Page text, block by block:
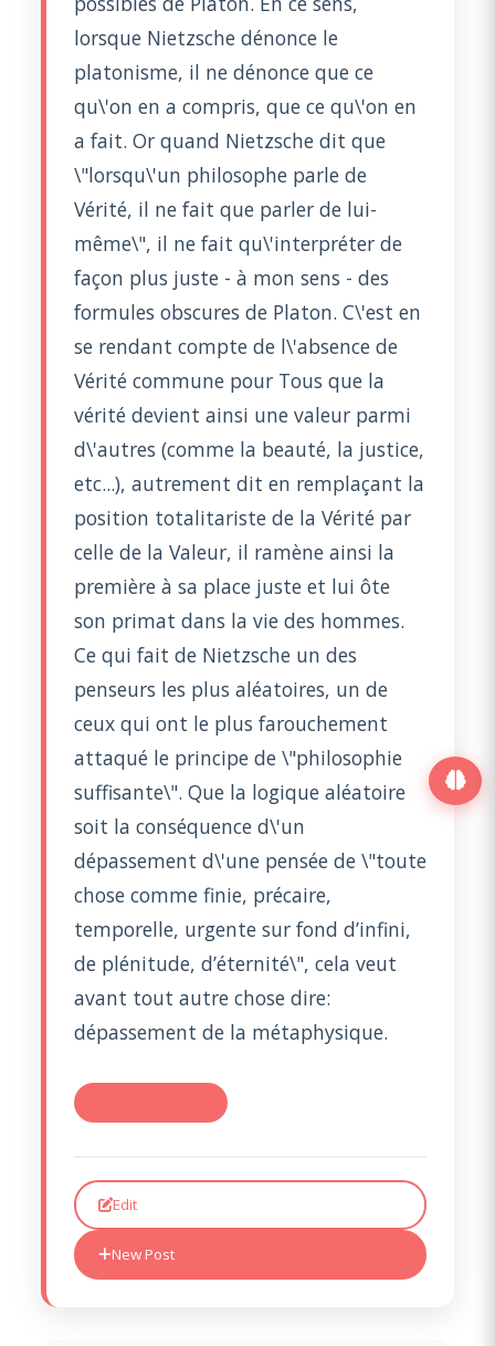
lorsque Nietzsche dénonce le
platonisme, il ne dénonce que ce
qu\'on en a compris, que ce qu\'on en
a fait. Or quand Nietzsche dit que
\"lorsqu\'un philosophe parle de
Vérité, il ne fait que parler de lui-
même\", il ne fait qu\'interpréter de
façon plus juste - à mon sens - des
formules obscures de Platon. C\'est en
se rendant compte de l\'absence de
Vérité commune pour Tous que la
vérité devient ainsi une valeur parmi
d\'autres (comme la beauté, la justice,
etc...), autrement dit en remplaçant la
position totalitariste de la Vérité par
celle de la Valeur, il ramène ainsi la
première à sa place juste et lui ôte
son primat dans la vie des hommes.
Ce qui fait de Nietzsche un des
penseurs les plus aléatoires, un de
ceux qui ont le plus farouchement
attaqué le principe de \"philosophie
suffisante\". Que la logique aléatoire
soit la conséquence d\'un
dépassement d\'une pensée de \"toute
chose comme finie, précaire,
temporelle, urgente sur fond d’infini,
de plénitude, d’éternité\", cela veut
avant tout autre chose dire:
dépassement de la métaphysique.
Edit
New Post